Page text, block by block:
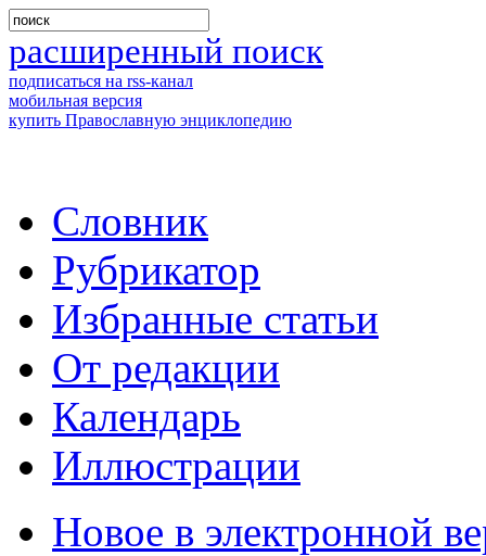
расширенный поиск
подписаться на rss-канал
мобильная версия
купить Православную энциклопедию
Словник
Рубрикатор
Избранные статьи
От редакции
Календарь
Иллюстрации
Новое в электронной